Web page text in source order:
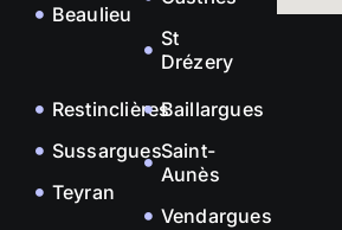
Beaulieu
St
Drézery
Restinclières
Sussargues
Teyran
Baillargues
Saint-
Aunès
Vendargues